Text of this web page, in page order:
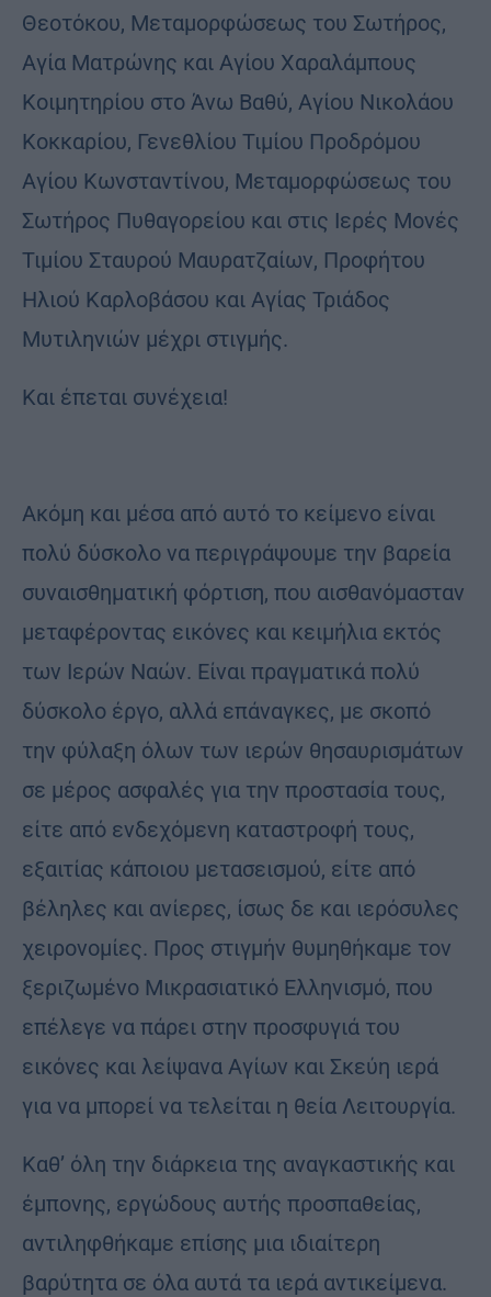
Θεοτόκου, Μεταμορφώσεως του Σωτήρος,
Αγία Ματρώνης και Αγίου Χαραλάμπους
Κοιμητηρίου στο Άνω Βαθύ, Αγίου Νικολάου
Κοκκαρίου, Γενεθλίου Τιμίου Προδρόμου
Αγίου Κωνσταντίνου, Μεταμορφώσεως του
Σωτήρος Πυθαγορείου και στις Ιερές Μονές
Τιμίου Σταυρού Μαυρατζαίων, Προφήτου
Ηλιού Καρλοβάσου και Αγίας Τριάδος
Μυτιληνιών μέχρι στιγμής.
Και έπεται συνέχεια!
Ακόμη και μέσα από αυτό το κείμενο είναι
πολύ δύσκολο να περιγράψουμε την βαρεία
συναισθηματική φόρτιση, που αισθανόμασταν
μεταφέροντας εικόνες και κειμήλια εκτός
των Ιερών Ναών. Είναι πραγματικά πολύ
δύσκολο έργο, αλλά επάναγκες, με σκοπό
την φύλαξη όλων των ιερών θησαυρισμάτων
σε μέρος ασφαλές για την προστασία τους,
είτε από ενδεχόμενη καταστροφή τους,
εξαιτίας κάποιου μετασεισμού, είτε από
βέληλες και ανίερες, ίσως δε και ιερόσυλες
χειρονομίες. Προς στιγμήν θυμηθήκαμε τον
ξεριζωμένο Μικρασιατικό Ελληνισμό, που
επέλεγε να πάρει στην προσφυγιά του
εικόνες και λείψανα Αγίων και Σκεύη ιερά
για να μπορεί να τελείται η θεία Λειτουργία.
Καθ’ όλη την διάρκεια της αναγκαστικής και
έμπονης, εργώδους αυτής προσπαθείας,
αντιληφθήκαμε επίσης μια ιδιαίτερη
βαρύτητα σε όλα αυτά τα ιερά αντικείμενα.